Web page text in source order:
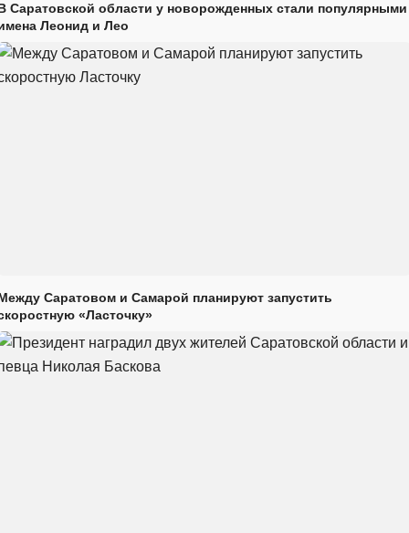
Саратовской области у новорожденных стали популярными
Леонид и Лео
Саратовом и Самарой планируют запустить
«Ласточку»